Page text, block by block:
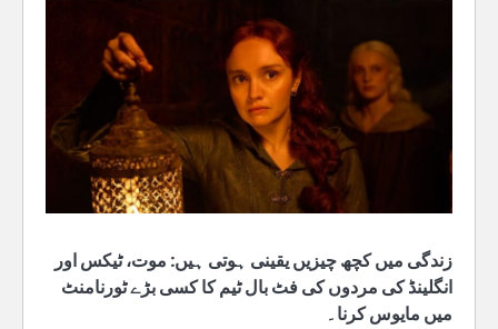
زندگی میں کچھ چیزیں یقینی ہوتی ہیں: موت، ٹیکس اور
انگلینڈ کی مردوں کی فٹ بال ٹیم کا کسی بڑے ٹورنامنٹ
میں مایوس کرنا۔